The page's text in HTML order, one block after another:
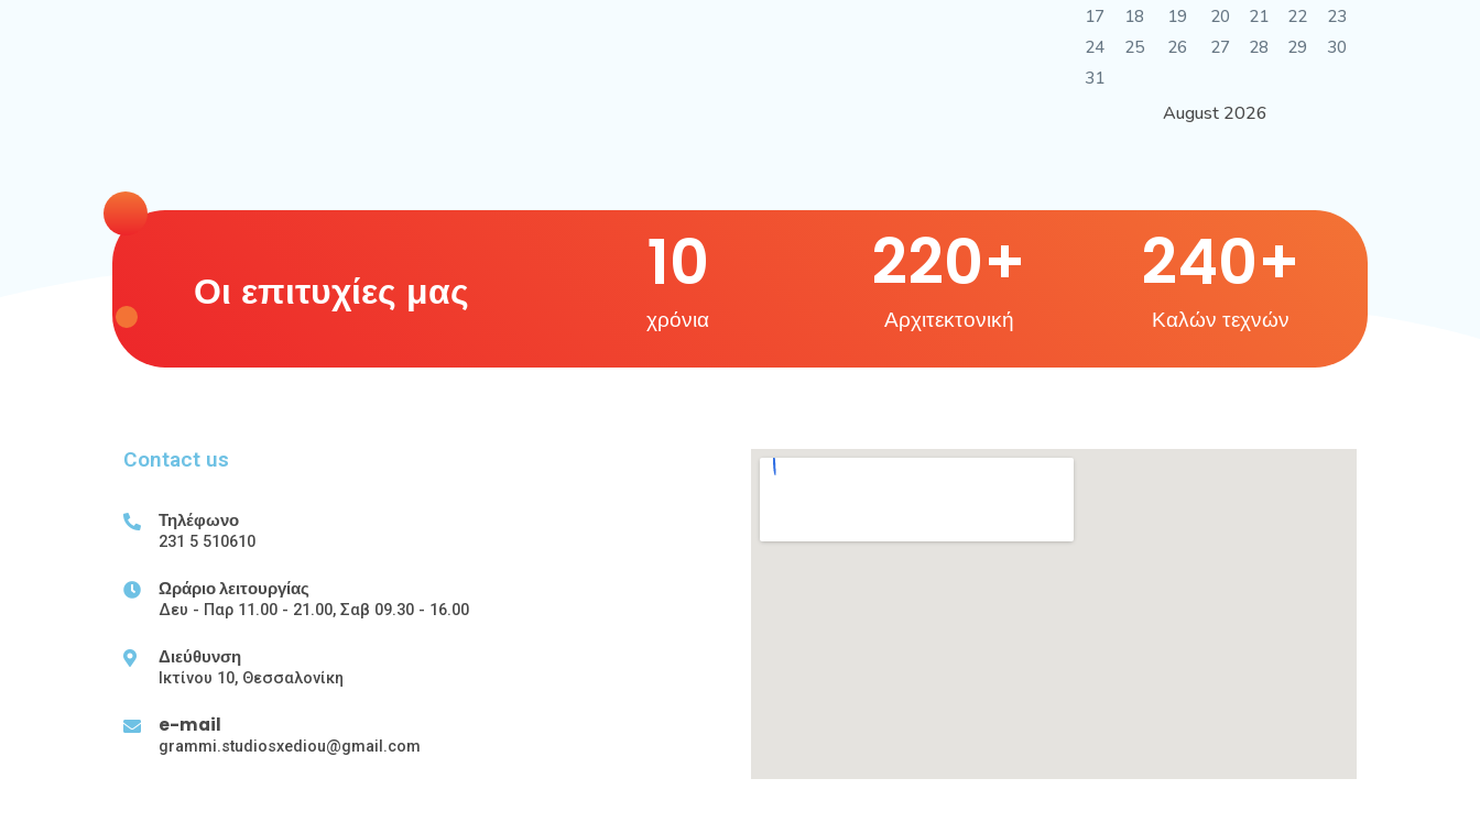
August 2026
17
18 19 20 21 22
23
24
25 26 27 28 29
30
31
Οι επιτυχίες μας 10
χρόνια
220+
Αρχιτεκτονική
240+
Καλών τεχνών
Contact us
Τηλέφωνο
231 5 510610
Ωράριο λειτουργίας
Δευ - Παρ 11.00 - 21.00, Σαβ 09.30 - 16.00
Διεύθυνση
Ικτίνου 10, Θεσσαλονίκη
e-mail
grammi.studiosxediou@gmail.com